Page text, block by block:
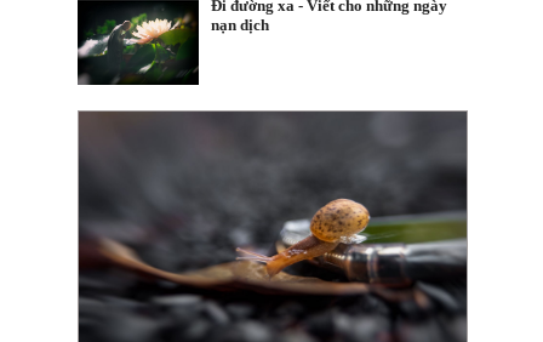
Đi đường xa - Viết cho những ngày
nạn dịch